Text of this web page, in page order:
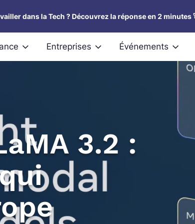
dans la Tech ? Découvrez la réponse en 2 minutes
Entreprises Événements
3.2 :